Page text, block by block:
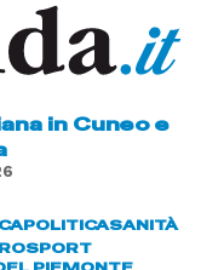
in Cuneo e
POLITICASANITÀ
SPORT